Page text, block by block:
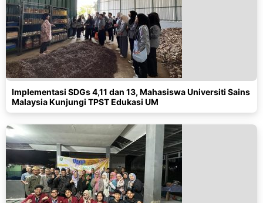
Implementasi SDGs 4,11 dan 13, Mahasiswa Universiti Sains
Malaysia Kunjungi TPST Edukasi UM